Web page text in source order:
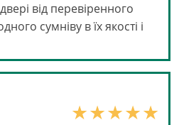
від перевіренного
сумніву в їх якості і